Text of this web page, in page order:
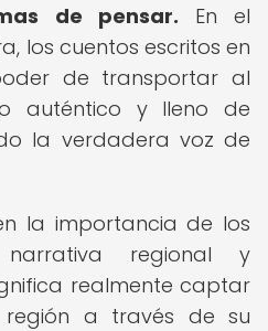
de pensar. En el
los cuentos escritos en
de transportar al
auténtico y lleno de
la verdadera voz de
la importancia de los
regional y
realmente captar
a través de su